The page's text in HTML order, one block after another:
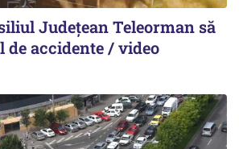
Județean Teleorman să
de accidente / video